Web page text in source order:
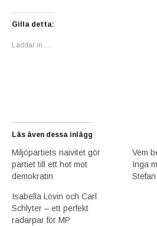
Gilla detta:
Laddar in …
Läs även dessa inlägg
Miljöpartiets naivitet gör
partiet till ett hot mot
demokratin
Vem
Inga
Isabella Lövin och Carl
Schlyter – ett perfekt
radarpar för MP